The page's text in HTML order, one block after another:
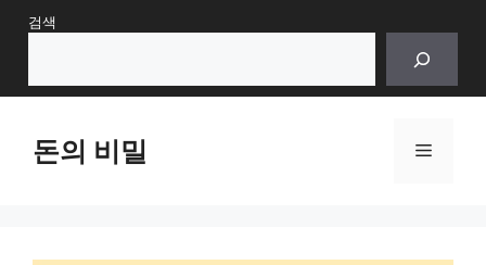
Skip검색
돈의 비밀 Menu